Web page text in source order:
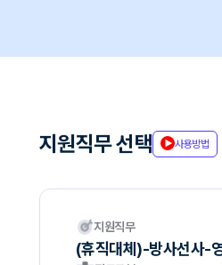
지원직무 선택 사용방법
지원직무
(휴직대체)-방사선사-